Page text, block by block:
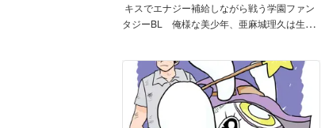
キスでエナジー補給しながら戦う学園ファン
タジーBL 俺様な美少年、亜麻城理久は生ま